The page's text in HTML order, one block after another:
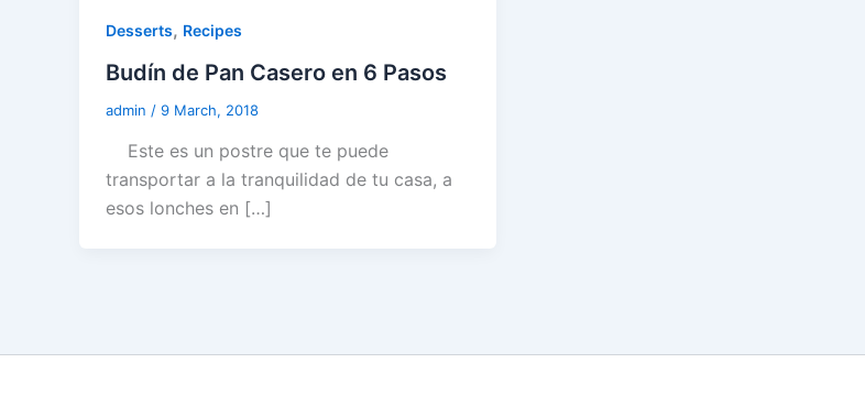
Desserts, Recipes
Budín de Pan Casero en 6 Pasos
admin / 9 March, 2018
Este es un postre que te puede
transportar a la tranquilidad de tu casa, a
esos lonches en […]